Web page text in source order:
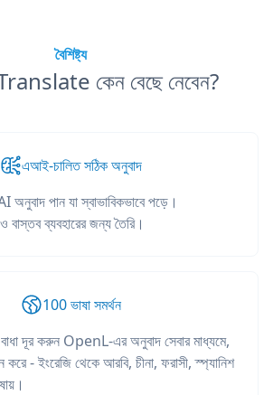
বৈশিষ্ট্য
কেন বেছে নেবেন?
এআই-চালিত সঠিক অনুবাদ
অনুবাদ পান যা স্বাভাবিকভাবে পড়ে।
ব্যবহারের জন্য তৈরি।
100 ভাষা সমর্থন
দূর করুন OpenL-এর অনুবাদ সেবার মাধ্যমে,
করে - ইংরেজি থেকে আরবি, চীনা, ফরাসী, স্প্যানিশ